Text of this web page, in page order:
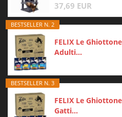
37,69 EUR
BESTSELLER N. 2
FELIX Le
Adulti...
BESTSELLER N. 3
FELIX Le
Gatti...